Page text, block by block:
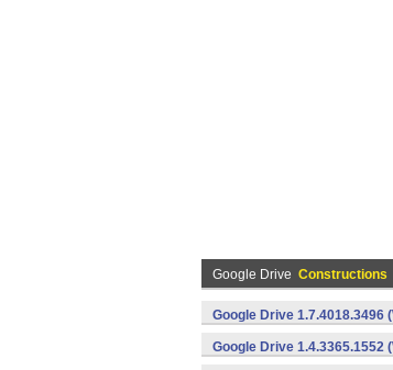
Google Drive Constructions
Google Drive 1.7.4018.3496
Google Drive 1.4.3365.1552